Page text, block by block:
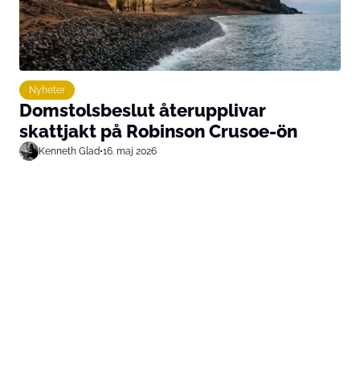
Nyheter
Domstolsbeslut återupplivar
skattjakt på Robinson Crusoe-ön
Kenneth Glad•16. maj 2026